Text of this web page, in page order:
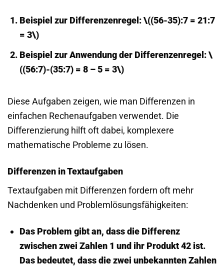
Beispiel zur Differenzenregel: \((56-35):7 = 21:7
= 3\)
Beispiel zur Anwendung der Differenzenregel: \
((56:7)-(35:7) = 8 – 5 = 3\)
Diese Aufgaben zeigen, wie man Differenzen in
einfachen Rechenaufgaben verwendet. Die
Differenzierung hilft oft dabei, komplexere
mathematische Probleme zu lösen.
Differenzen in Textaufgaben
Textaufgaben mit Differenzen fordern oft mehr
Nachdenken und Problemlösungsfähigkeiten:
Das Problem gibt an, dass die Differenz
zwischen zwei Zahlen 1 und ihr Produkt 42 ist.
Das bedeutet, dass die zwei unbekannten Zahlen